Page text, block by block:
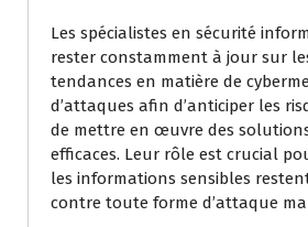
Les spécialistes en sécurité
rester constamment à jour sur
tendances en matière de
d’attaques afin d’anticiper les
de mettre en œuvre des
efficaces. Leur rôle est crucial
les informations sensibles
contre toute forme d’attaque